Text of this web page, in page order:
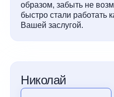
образом, забыть не
быстро стали работать
Вашей заслугой.
Николай